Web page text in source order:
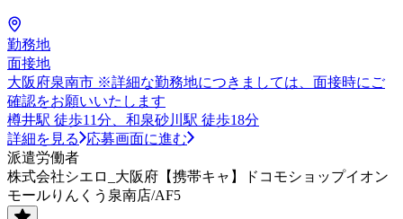
勤務地
面接地
大阪府泉南市 ※詳細な勤務地につきましては、面接時にご
確認をお願いいたします
樽井駅 徒歩11分、和泉砂川駅 徒歩18分
詳細を見る
応募画面に進む
派遣労働者
株式会社シエロ_大阪府【携帯キャ】ドコモショップイオン
モールりんくう泉南店/AF5